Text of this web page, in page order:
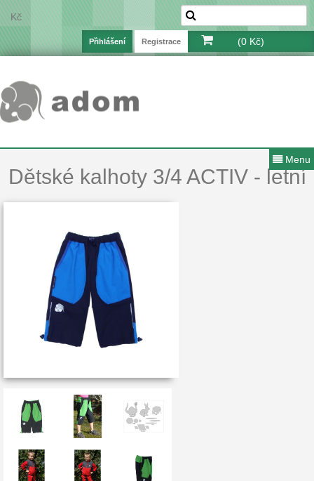
Menu
Přihlášení Registrace
Kč
(0 Kč)
Dětské kalhoty 3/4 ACTIV - letní